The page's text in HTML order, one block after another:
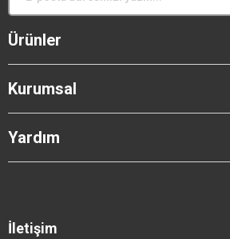
Ürünler
Kurumsal
Yardım
İletişim